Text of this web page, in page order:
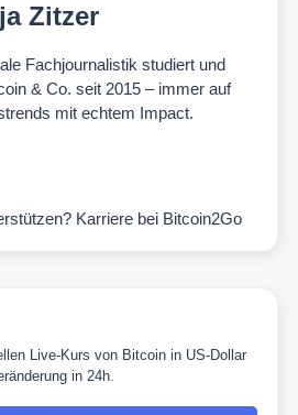
Zitzer
Fachjournalistik studiert und
& Co. seit 2015 – immer auf
mit echtem Impact.
Karriere bei Bitcoin2Go
Live-Kurs von Bitcoin in US-Dollar
in 24h.